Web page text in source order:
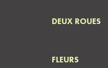
DEUX ROUES
FLEURS